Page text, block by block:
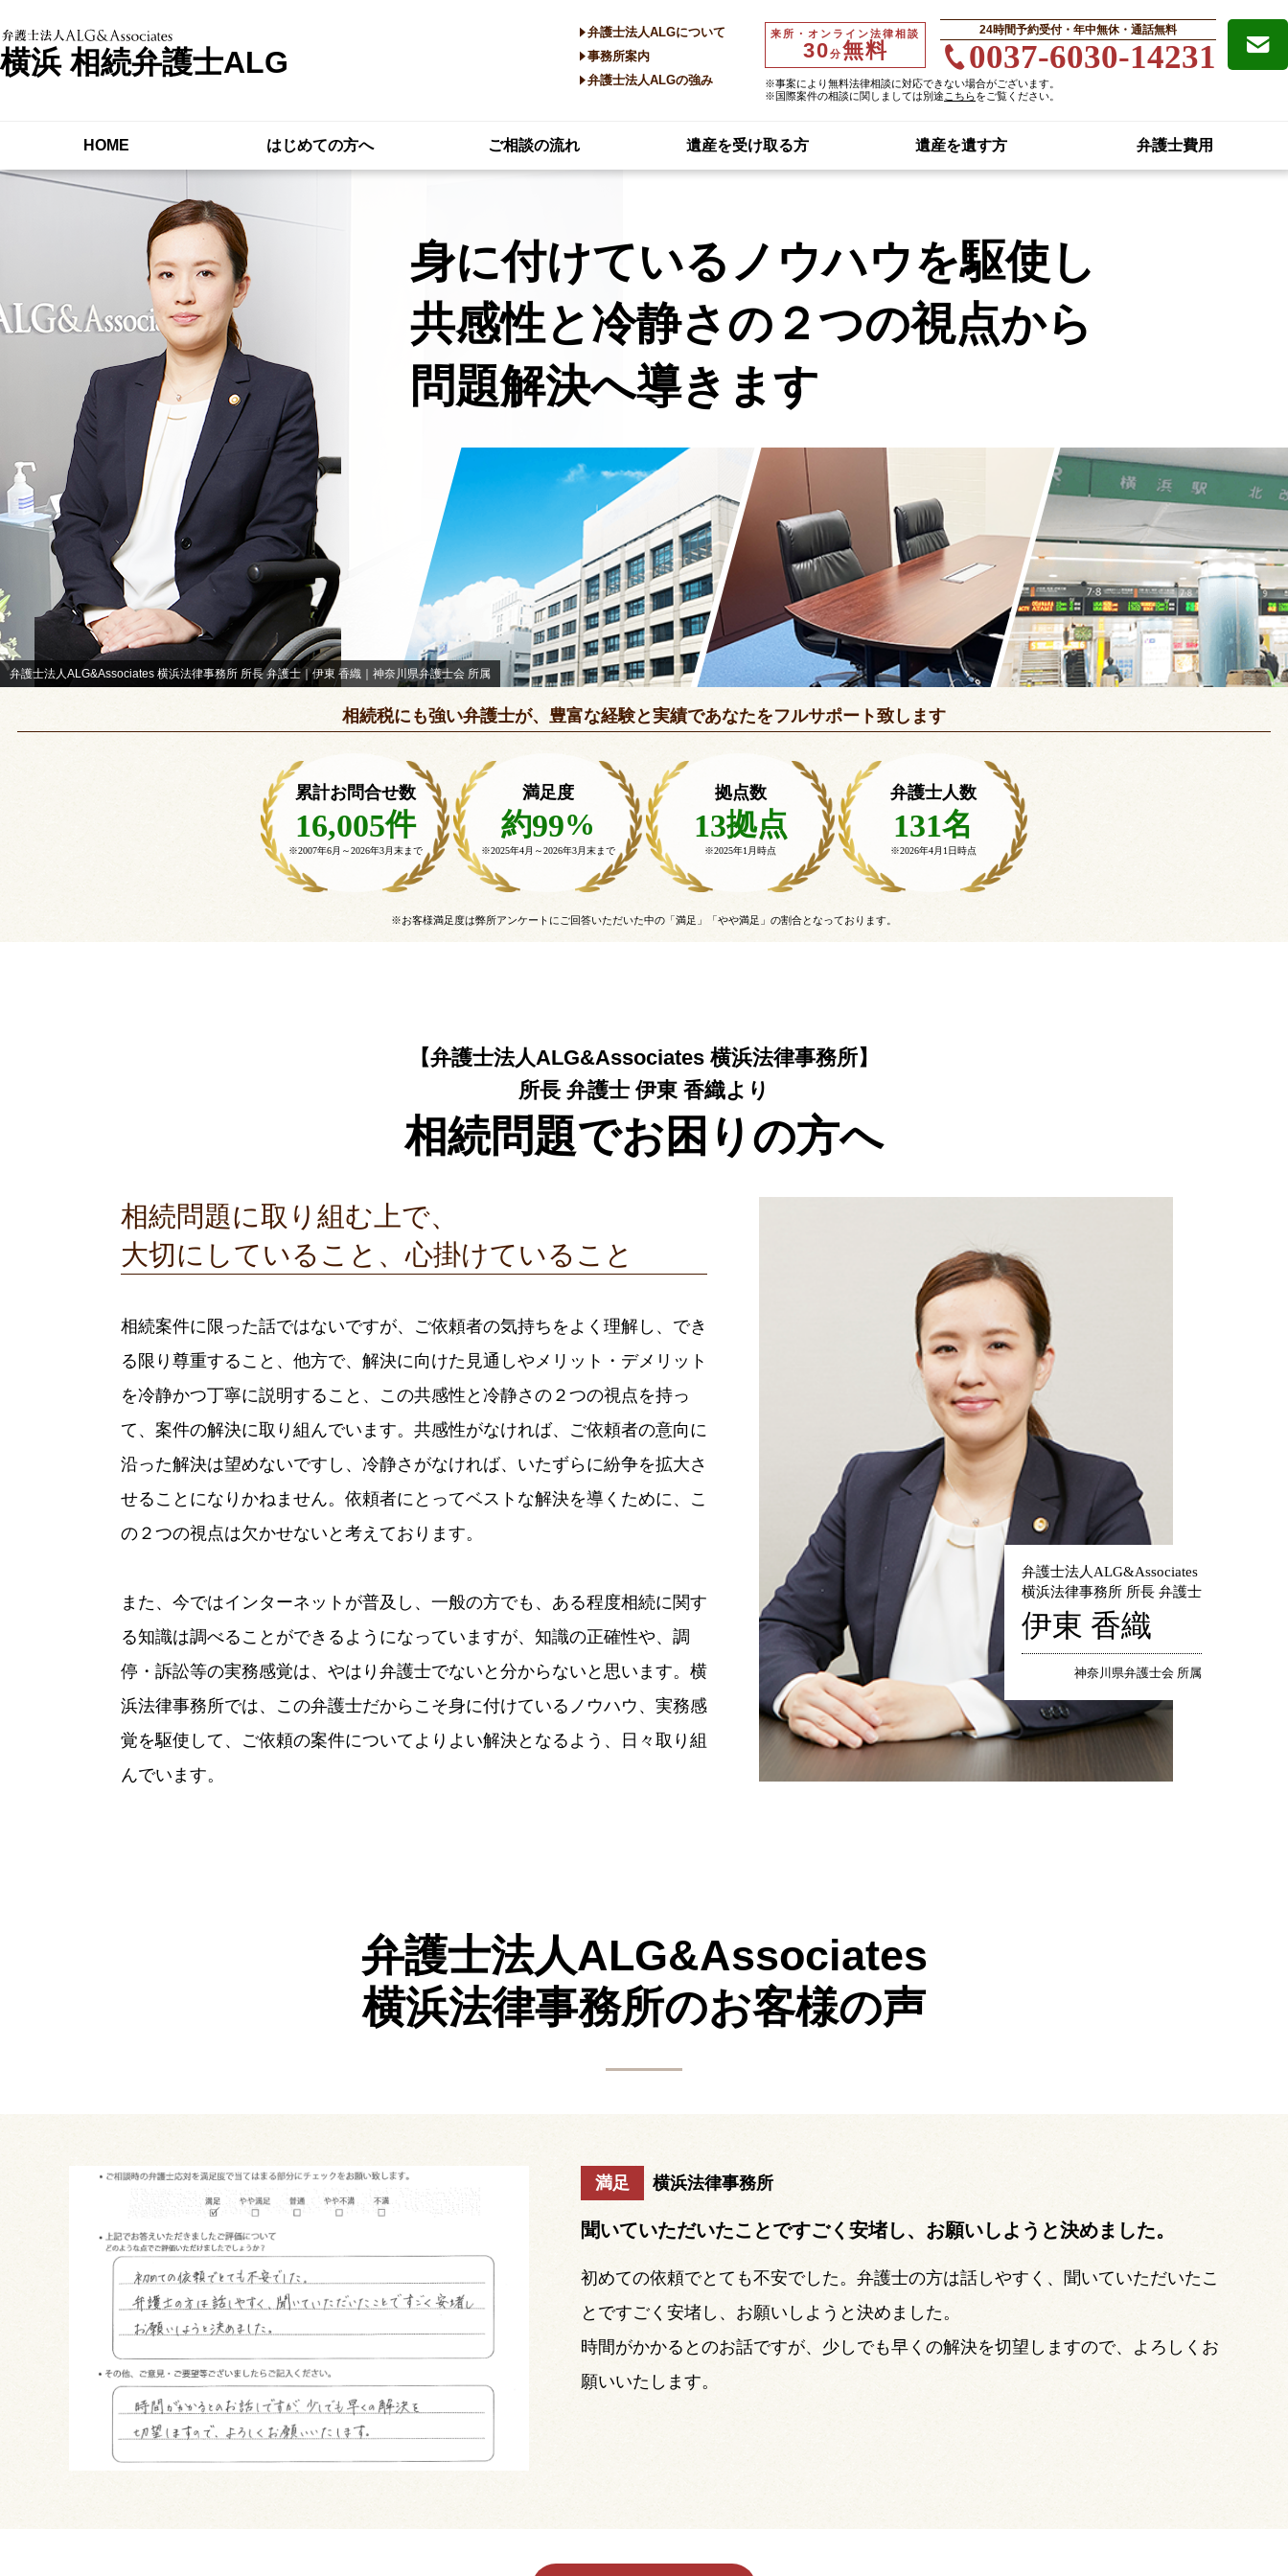
横浜 相続弁護士ALG
来所・オンライン法律相談
30分無料
24時間予約受付・年中無休・通話無料
0037-6030-14231
※事案により無料法律相談に対応できない場合がございます。
※国際案件の相談に関しましては別途 こちらをご覧ください。
弁護士法人ALGについて
事務所案内
弁護士法人ALGの強み
HOME はじめての方へ ご相談の流れ 遺産を受け取る方 遺産を遺す方 弁護士費用
身に付けているノウハウを駆使し
共感性と冷静さの２つの視点から
問題解決へ導きます
弁護士法人ALG&Associates 横浜法律事務所 所長 弁護士｜伊東 香織｜神奈川県弁護士会 所属
相続税にも強い弁護士が、豊富な経験と実績であなたをフルサポート致します
累計お問合せ数
16,005件
※2007年6月～2026年3月末まで
満足度
約99%
※2025年4月～2026年3月末まで
拠点数
13拠点
※2025年1月時点
弁護士人数
131名
※2026年4月1日時点
※お客様満足度は弊所アンケートにご回答いただいた中の「満足」「やや満足」の割合となっております。
【弁護士法人ALG&Associates 横浜法律事務所】
所長 弁護士 伊東 香織より
相続問題でお困りの方へ
相続問題に取り組む上で、
大切にしていること、心掛けていること
相続案件に限った話ではないですが、ご依頼者の気持ちをよく理解し、でき
る限り尊重すること、他方で、解決に向けた見通しやメリット・デメリット
を冷静かつ丁寧に説明すること、この共感性と冷静さの２つの視点を持っ
て、案件の解決に取り組んでいます。共感性がなければ、ご依頼者の意向に
沿った解決は望めないですし、冷静さがなければ、いたずらに紛争を拡大さ
せることになりかねません。依頼者にとってベストな解決を導くために、こ
の２つの視点は欠かせないと考えております。
また、今ではインターネットが普及し、一般の方でも、ある程度相続に関す
る知識は調べることができるようになっていますが、知識の正確性や、調
停・訴訟等の実務感覚は、やはり弁護士でないと分からないと思います。横
浜法律事務所では、この弁護士だからこそ身に付けているノウハウ、実務感
覚を駆使して、ご依頼の案件についてよりよい解決となるよう、日々取り組
んでいます。
弁護士法人ALG&Associates
横浜法律事務所 所長 弁護士
伊東 香織
神奈川県弁護士会 所属
弁護士法人ALG&Associates
横浜法律事務所のお客様の声
満足 横浜法律事務所
聞いていただいたことですごく安堵し、お願いしようと決めました。
初めての依頼でとても不安でした。弁護士の方は話しやすく、聞いていただいたこ
とですごく安堵し、お願いしようと決めました。
時間がかかるとのお話ですが、少しでも早くの解決を切望しますので、よろしくお
願いいたします。